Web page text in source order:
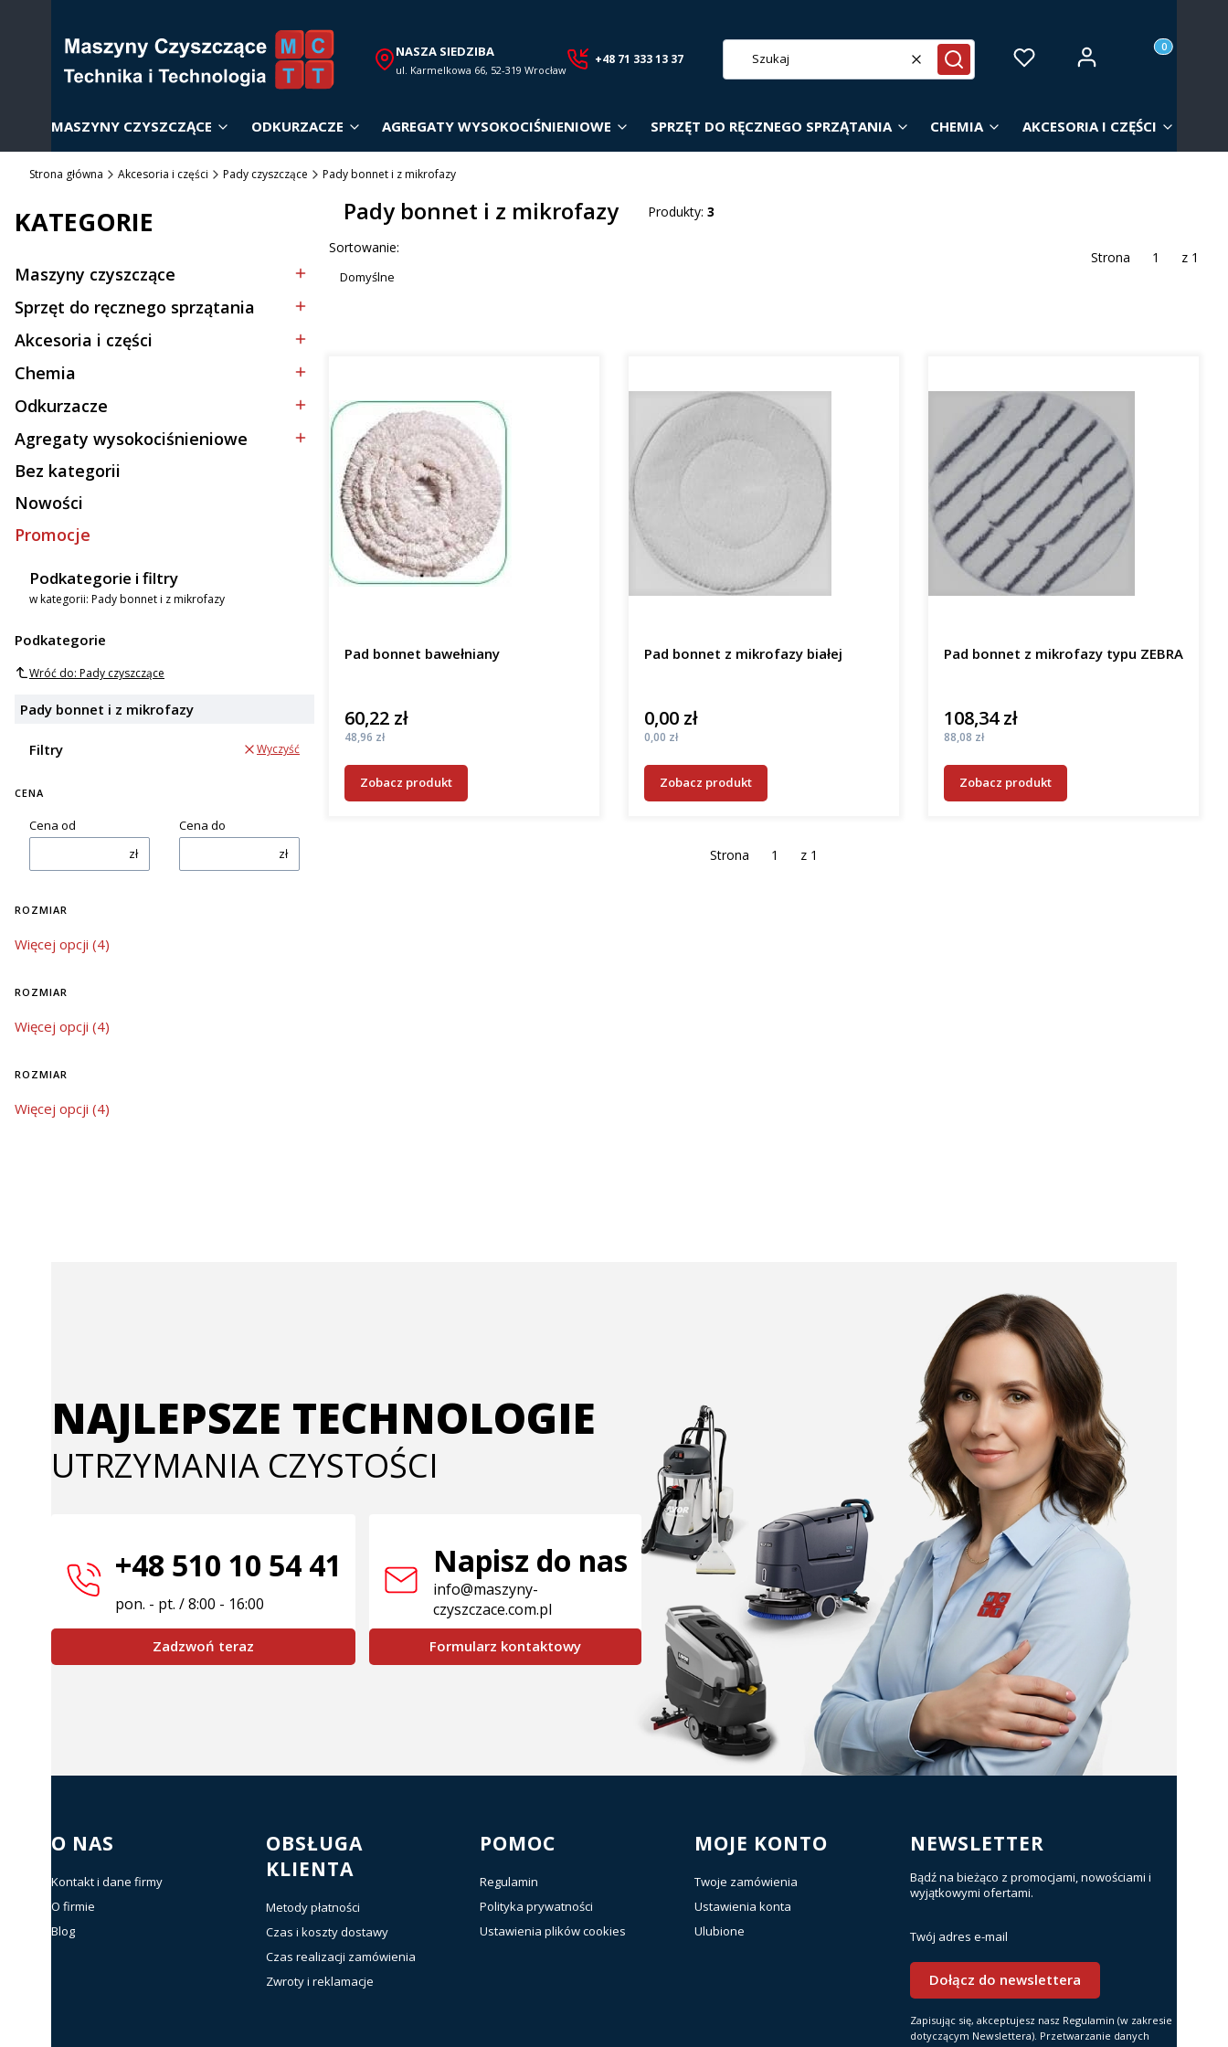
+48 71 333 13 37
NASZA SIEDZIBA
ul. Karmelkowa 66, 52-319 Wrocław WyczyśćSzukaj
Ulubione Zaloguj się Produkty w
Koszyk
MASZYNY CZYSZCZĄCE ODKURZACZE AGREGATY WYSOKOCIŚNIENIOWE SPRZĘT DO RĘCZNEGO SPRZĄTANIA CHEMIA AKCESORIA I CZĘŚCI
Strona główna Akcesoria i części Pady czyszczące Pady bonnet i z mikrofazy
KATEGORIE
Kategoria - Maszyny czyszczące
Maszyny czyszczące
Kategoria - Sprzęt do ręcznego sprzątania
Sprzęt do ręcznego sprzątania
Kategoria - Akcesoria i części
Akcesoria i części
Kategoria - Chemia
Chemia
Kategoria - Odkurzacze
Odkurzacze
Kategoria - Agregaty wysokociśnieniowe
Agregaty wysokociśnieniowe
Kategoria - Bez kategorii
Bez kategorii
Nowości
Promocje
Podkategorie i filtry
w kategorii: Pady bonnet i z mikrofazy
Podkategorie
Wróć do: Pady czyszczące
Pady bonnet i z mikrofazy
Filtry Wyczyść
CENA
Cena od
zł
Cena do
zł
ROZMIAR
rozmiar
Więcej opcji (4)
ROZMIAR
rozmiar
Więcej opcji (4)
ROZMIAR
rozmiar
Więcej opcji (4)
Pady bonnet i z mikrofazy Produkty: 3
Lista produktów
Sortowanie:
Domyślne
Strona z 1
Pad bonnet bawełniany
Cena
60,22 zł
Cena
48,96 zł
Zobacz produkt
Pad bonnet z mikrofazy białej
Cena
0,00 zł
Cena
0,00 zł
Zobacz produkt
Pad bonnet z mikrofazy typu ZEBRA
Cena
108,34 zł
Cena
88,08 zł
Zobacz produkt
Strona z 1
NAJLEPSZE TECHNOLOGIE
UTRZYMANIA CZYSTOŚCI
+48 510 10 54 41
pon. - pt. / 8:00 - 16:00
Zadzwoń teraz
Napisz do nas
info@maszyny-
czyszczace.com.pl
Formularz kontaktowy
Linki w stopce
O NAS
Kontakt i dane firmy
O firmie
Blog
OBSŁUGA
KLIENTA
Metody płatności
Czas i koszty dostawy
Czas realizacji zamówienia
Zwroty i reklamacje
POMOC
Regulamin
Polityka prywatności
Ustawienia plików cookies
MOJE KONTO
Twoje zamówienia
Ustawienia konta
Ulubione
NEWSLETTER
Bądź na bieżąco z promocjami, nowościami i
wyjątkowymi ofertami.
Twój adres e-mail
Dołącz do newslettera
Zapisując się, akceptujesz nasz Regulamin (w zakresie
dotyczącym Newslettera). Przetwarzanie danych